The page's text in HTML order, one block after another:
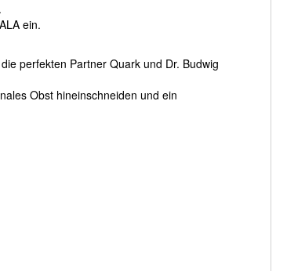
ein.
perfekten Partner Quark und Dr. Budwig
Obst hineinschneiden und ein